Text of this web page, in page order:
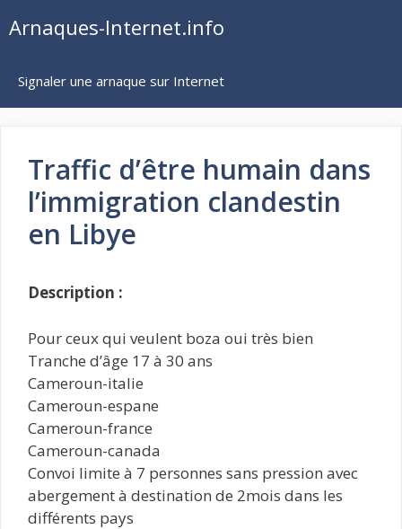
auArnaques-Internet.info
Signaler une arnaque sur Internet
Traffic d’être humain dans
l’immigration clandestin
en Libye
Description :
Pour ceux qui veulent boza oui très bien
Tranche d’âge 17 à 30 ans
Cameroun-italie
Cameroun-espane
Cameroun-france
Cameroun-canada
Convoi limite à 7 personnes sans pression avec
abergement à destination de 2mois dans les
différents pays